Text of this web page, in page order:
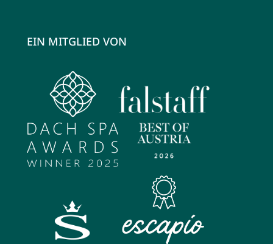
AQUAlpin
DaySPA
Saunawelten
Behandlungen
Restaurant Anna's Stubn
Restaurant
EIN MITGLIED VON